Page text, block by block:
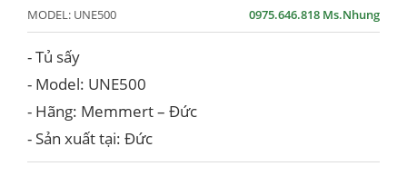
MODEL: UNE500 0975.646.818 Ms.Nhung
- Tủ sấy
- Model: UNE500
- Hãng: Memmert – Đức
- Sản xuất tại: Đức